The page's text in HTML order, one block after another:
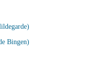
Bingen)